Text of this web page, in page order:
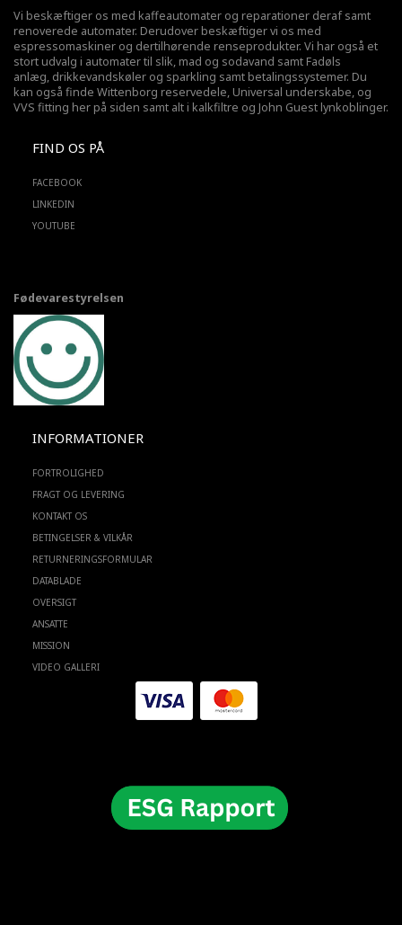
Vi beskæftiger os med kaffeautomater og reparationer deraf samt
renoverede automater. Derudover beskæftiger vi os med
espressomaskiner og dertilhørende renseprodukter. Vi har også et
stort udvalg i automater til slik, mad og sodavand samt Fadøls
anlæg, drikkevandskøler og sparkling samt betalingssystemer. Du
kan også finde Wittenborg reservedele, Universal underskabe, og
VVS fitting her på siden samt alt i kalkfiltre og John Guest lynkoblinger.
FIND OS PÅ
FACEBOOK
LINKEDIN
YOUTUBE
Fødevarestyrelsen
INFORMATIONER
FORTROLIGHED
FRAGT OG LEVERING
KONTAKT OS
BETINGELSER & VILKÅR
RETURNERINGSFORMULAR
DATABLADE
OVERSIGT
ANSATTE
MISSION
VIDEO GALLERI